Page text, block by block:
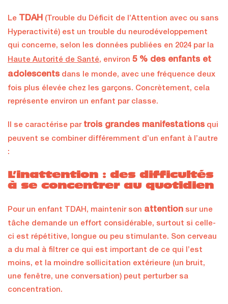
Le TDAH (Trouble du Déficit de l’Attention avec ou sans
Hyperactivité) est un trouble du neurodéveloppement
qui concerne, selon les données publiées en 2024 par la
Haute Autorité de Santé, environ 5 % des enfants et
adolescents dans le monde, avec une fréquence deux
fois plus élevée chez les garçons. Concrètement, cela
représente environ un enfant par classe.
Il se caractérise par trois grandes manifestations qui
peuvent se combiner différemment d’un enfant à l’autre
:
L’inattention : des difficultés
à se concentrer au quotidien
Pour un enfant TDAH, maintenir son attention sur une
tâche demande un effort considérable, surtout si celle-
ci est répétitive, longue ou peu stimulante. Son cerveau
a du mal à filtrer ce qui est important de ce qui l’est
moins, et la moindre sollicitation extérieure (un bruit,
une fenêtre, une conversation) peut perturber sa
concentration.